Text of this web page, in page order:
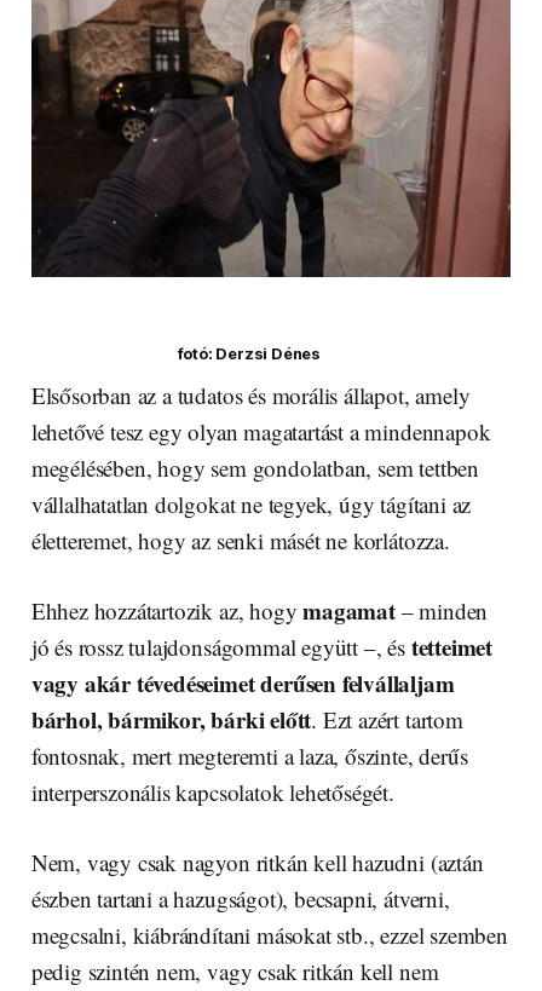
fotó: Derzsi Dénes
Elsősorban az a tudatos és morális állapot, amely
lehetővé tesz egy olyan magatartást a mindennapok
megélésében, hogy sem gondolatban, sem tettben
vállalhatatlan dolgokat ne tegyek, úgy tágítani az
életteremet, hogy az senki másét ne korlátozza.
Ehhez hozzátartozik az, hogymagamat– minden
jó és rossz tulajdonságommal együtt –, és tetteimet
vagy akár tévedéseimet derűsen felvállaljam
bárhol, bármikor, bárki előtt. Ezt azért tartom
fontosnak, mert megteremti a laza, őszinte, derűs
interperszonális kapcsolatok lehetőségét.
Nem, vagy csak nagyon ritkán kell hazudni (aztán
észben tartani a hazugságot), becsapni, átverni,
megcsalni, kiábrándítani másokat stb., ezzel szemben
pedig szintén nem, vagy csak ritkán kell nem